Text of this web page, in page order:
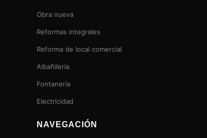
Obra nueva
Reformas integrales
Reforma de local comercial
Albañilería
Fontanería
Electricidad
NAVEGACIÓN